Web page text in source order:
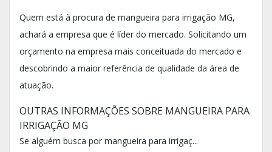
Quem está à procura de mangueira para irrigação MG,
achará a empresa que é líder do mercado. Solicitando um
orçamento na empresa mais conceituada do mercado e
descobrindo a maior referência de qualidade da área de
atuação.
OUTRAS INFORMAÇÕES SOBRE MANGUEIRA PARA
IRRIGAÇÃO MG
Se alguém busca por mangueira para irrigaç...